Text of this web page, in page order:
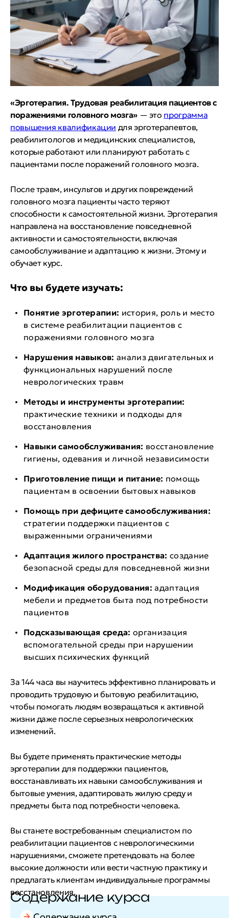
«Эрготерапия. Трудовая реабилитация пациентов с
поражениями головного мозга»— это программа
повышения квалификации для эрготерапевтов,
реабилитологов и медицинских специалистов,
которые работают или планируют работать с
пациентами после поражений головного мозга.
После травм, инсультов и других повреждений
головного мозга пациенты часто теряют
способности к самостоятельной жизни. Эрготерапия
направлена на восстановление повседневной
активности и самостоятельности, включая
самообслуживание и адаптацию к жизни. Этому и
обучает курс.
Что вы будете изучать:
Понятие эрготерапии: история, роль и место
в системе реабилитации пациентов с
поражениями головного мозга
Нарушения навыков: анализ двигательных и
функциональных нарушений после
неврологических травм
Методы и инструменты эрготерапии:
практические техники и подходы для
восстановления
Навыки самообслуживания: восстановление
гигиены, одевания и личной независимости
Приготовление пищи и питание: помощь
пациентам в освоении бытовых навыков
Помощь при дефиците самообслуживания:
стратегии поддержки пациентов с
выраженными ограничениями
Адаптация жилого пространства: создание
безопасной среды для повседневной жизни
Модификация оборудования: адаптация
мебели и предметов быта под потребности
пациентов
Подсказывающая среда:организация
вспомогательной среды при нарушении
высших психических функций
За 144 часа вы научитесь эффективно планировать и
проводить трудовую и бытовую реабилитацию,
чтобы помогать людям возвращаться к активной
жизни даже после серьезных неврологических
изменений.
Вы будете применять практические методы
эрготерапии для поддержки пациентов,
восстанавливать их навыки самообслуживания и
бытовые умения, адаптировать жилую среду и
предметы быта под потребности человека.
Вы станете востребованным специалистом по
реабилитации пациентов с неврологическими
нарушениями, сможете претендовать на более
высокие должности или вести частную практику и
предлагать клиентам индивидуальные программы
восстановления.
Содержание курса